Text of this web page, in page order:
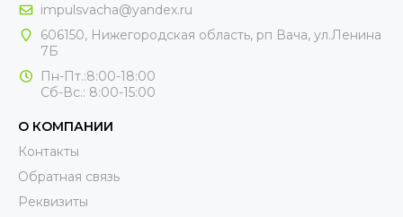
impulsvacha@yandex.ru
606150, Нижегородская область, рп Вача, ул.Ленина
7Б
Пн-Пт.:8:00-18:00
Сб-Вс.: 8:00-15:00
О КОМПАНИИ
Контакты
Обратная связь
Реквизиты